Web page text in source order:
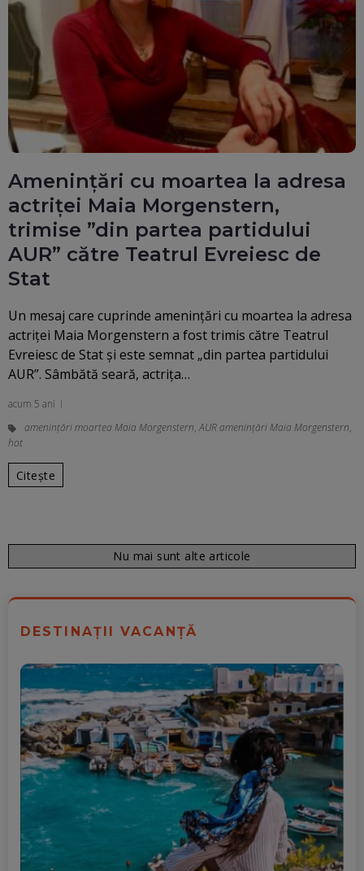
Ameninţări cu moartea la adresa
actriţei Maia Morgenstern,
trimise ”din partea partidului
AUR” către Teatrul Evreiesc de
Stat
Un mesaj care cuprinde ameninţări cu moartea la adresa
actriţei Maia Morgenstern a fost trimis către Teatrul
Evreiesc de Stat şi este semnat „din partea partidului
AUR”. Sâmbătă seară, actriţa…
acum 5 ani
amenințări moartea Maia Morgenstern,AUR amenințări Maia Morgenstern,
hot
Citește
Nu mai sunt alte articole
DESTINAȚII VACANȚĂ